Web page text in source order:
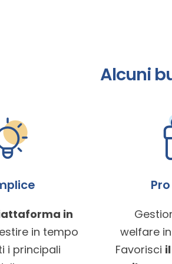
Alcuni
in
in tempo
i principali
welfare
Favorisci